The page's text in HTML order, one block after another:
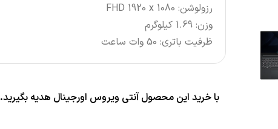
رزولوشن: FHD 1920 x 1080
وزن: 1.69 کیلوگرم
ظرفیت باتری: 50 وات ساعت
با خرید این محصول آنتی ویروس اورجینال هدیه بگیرید.